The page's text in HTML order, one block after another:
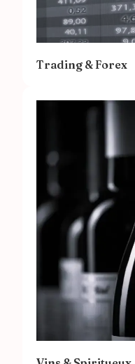
Trading & Forex